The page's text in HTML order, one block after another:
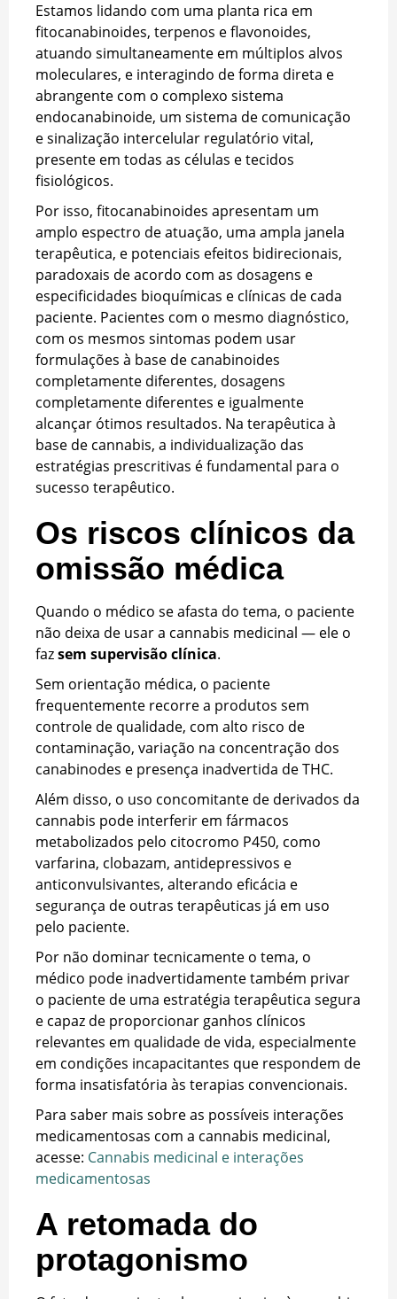
Estamos lidando com uma planta rica em
fitocanabinoides, terpenos e flavonoides,
atuando simultaneamente em múltiplos alvos
moleculares, e interagindo de forma direta e
abrangente com o complexo sistema
endocanabinoide, um sistema de comunicação
e sinalização intercelular regulatório vital,
presente em todas as células e tecidos
fisiológicos.
Por isso, fitocanabinoides apresentam um
amplo espectro de atuação, uma ampla janela
terapêutica, e potenciais efeitos bidirecionais,
paradoxais de acordo com as dosagens e
especificidades bioquímicas e clínicas de cada
paciente. Pacientes com o mesmo diagnóstico,
com os mesmos sintomas podem usar
formulações à base de canabinoides
completamente diferentes, dosagens
completamente diferentes e igualmente
alcançar ótimos resultados. Na terapêutica à
base de cannabis, a individualização das
estratégias prescritivas é fundamental para o
sucesso terapêutico.
Os riscos clínicos da
omissão médica
Quando o médico se afasta do tema, o paciente
não deixa de usar a cannabis medicinal — ele o
fazsem supervisão clínica.
Sem orientação médica, o paciente
frequentemente recorre a produtos sem
controle de qualidade, com alto risco de
contaminação, variação na concentração dos
canabinodes e presença inadvertida de THC.
Além disso, o uso concomitante de derivados da
cannabis pode interferir em fármacos
metabolizados pelo citocromo P450, como
varfarina, clobazam, antidepressivos e
anticonvulsivantes, alterando eficácia e
segurança de outras terapêuticas já em uso
pelo paciente.
Por não dominar tecnicamente o tema, o
médico pode inadvertidamente também privar
o paciente de uma estratégia terapêutica segura
e capaz de proporcionar ganhos clínicos
relevantes em qualidade de vida, especialmente
em condições incapacitantes que respondem de
forma insatisfatória às terapias convencionais.
Para saber mais sobre as possíveis interações
medicamentosas com a cannabis medicinal,
acesse: Cannabis medicinal e interações
medicamentosas
A retomada do
protagonismo